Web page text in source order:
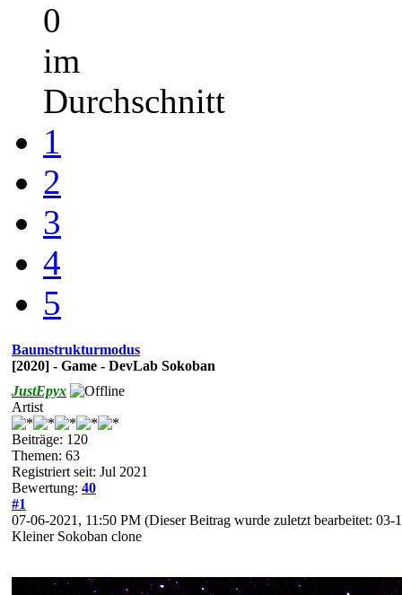
0
im
Durchschnitt
1
2
3
4
5
Baumstrukturmodus
[2020] - Game - DevLab Sokoban
JustEpyx
Artist
Beiträge: 120
Themen: 63
Registriert seit: Jul 2021
Bewertung: 40
#1
07-06-2021, 11:50 PM (Dieser Beitrag wurde zuletzt bearbeitet:
Kleiner Sokoban clone